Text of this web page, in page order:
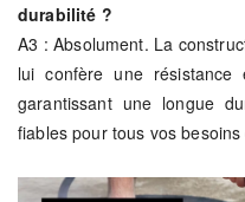
durabilité ?
A3 : Absolument. La
lui confère une résistance
garantissant une longue
fiables pour tous vos